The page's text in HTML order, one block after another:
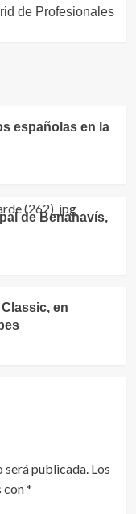
de Profesionales
españolas en la
de Benahavís,
en
será publicada. Los
con*